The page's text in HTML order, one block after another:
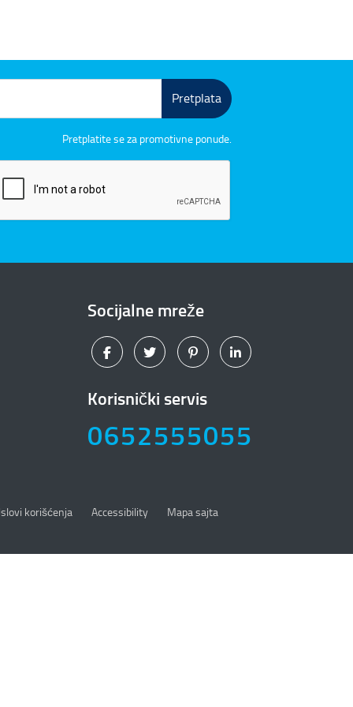
Pretplata
Pretplatite se za promotivne ponude.
Socijalne mreže
Korisnički servis
0652555055
korišćenja Accessibility
Mapa sajta